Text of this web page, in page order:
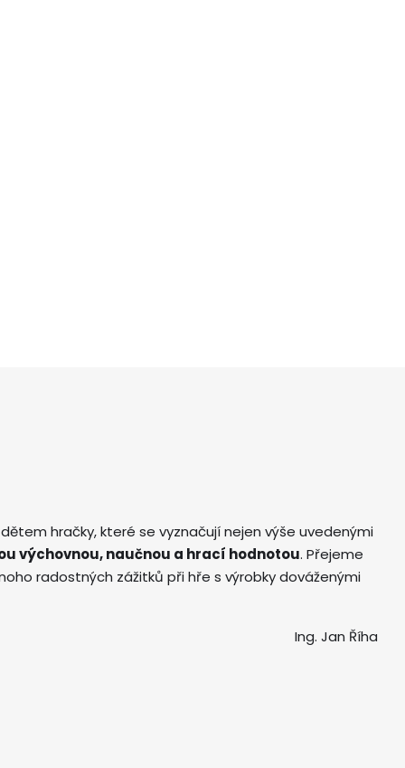
hračky, které se vyznačují nejen výše uvedenými
výchovnou, naučnou a hrací hodnotou. Přejeme
radostných zážitků při hře s výrobky dováženými
Ing. Jan Říha